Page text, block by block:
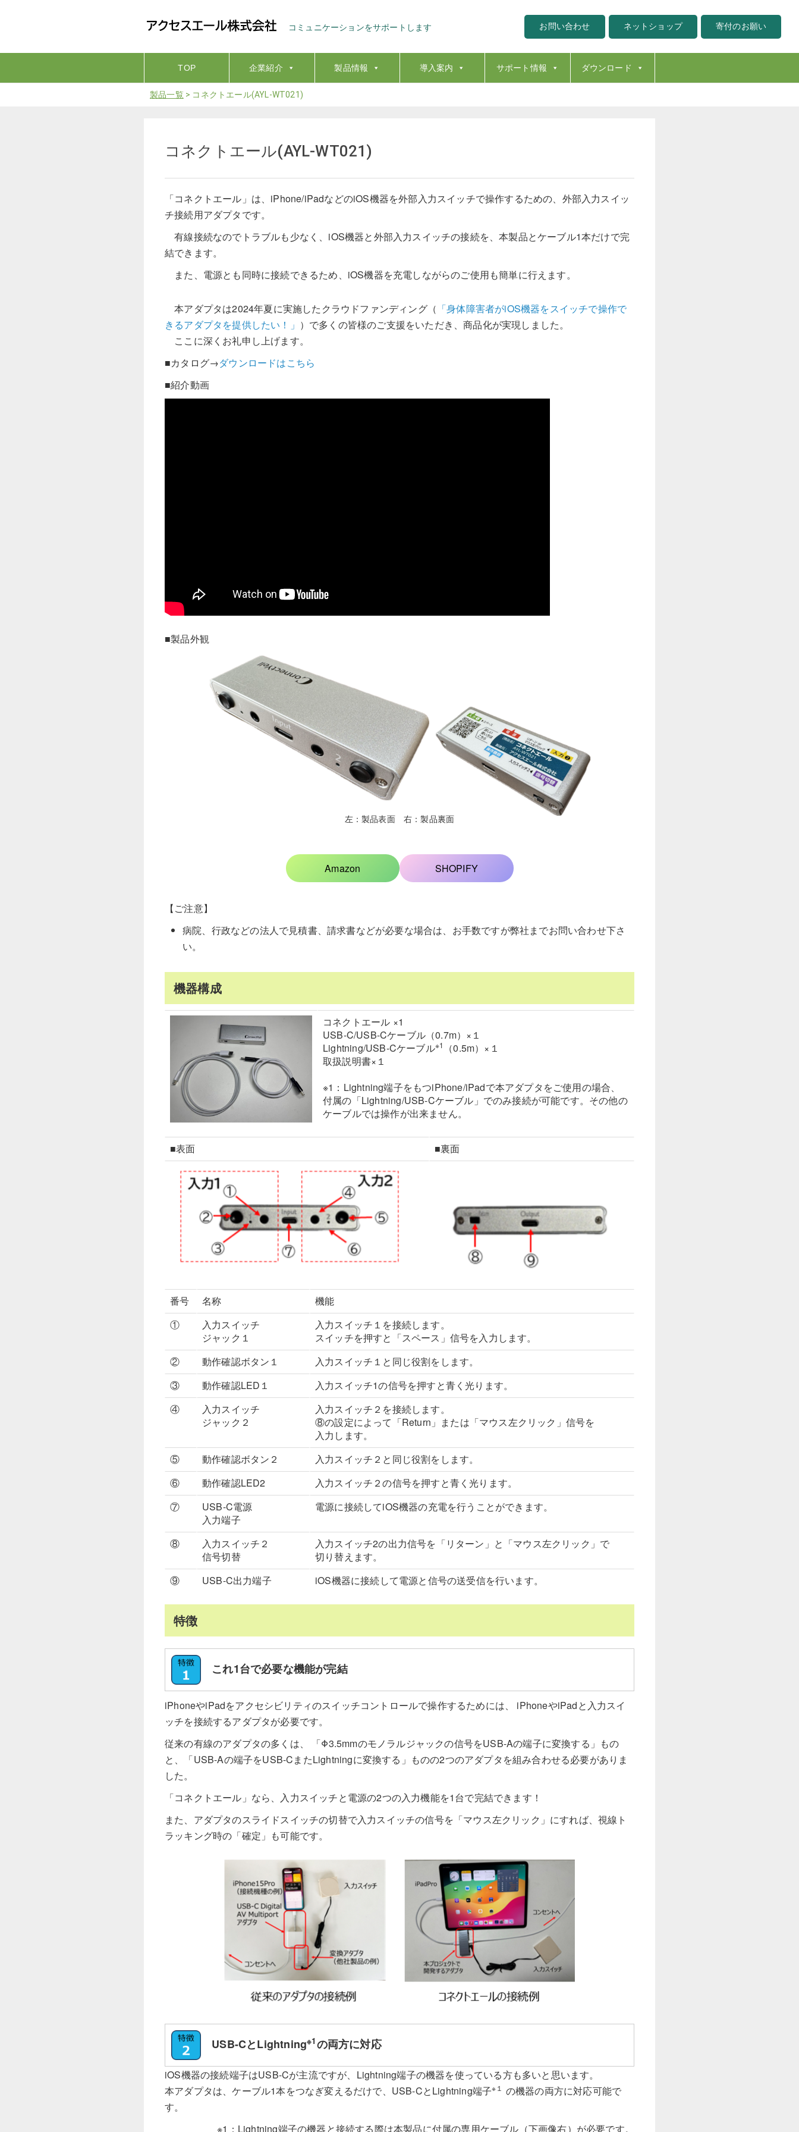
t
コミュニケーションをサポートします お問い合わせ ネットショップ 寄付のお願い
TOP 企業紹介 製品情報 導入案内 サポート情報 ダウンロード
製品一覧> コネクトエール(AYL-WT021)
コネクトエール(AYL-WT021)
「コネクトエール」は、iPhone/iPadなどのiOS機器を外部入力スイッチで操作するための、外部入力スイッ
チ接続用アダプタです。
有線接続なのでトラブルも少なく、iOS機器と外部入力スイッチの接続を、本製品とケーブル1本だけで完
結できます。
また、電源とも同時に接続できるため、iOS機器を充電しながらのご使用も簡単に行えます。
本アダプタは2024年夏に実施したクラウドファンディング（ 「身体障害者がiOS機器をスイッチで操作で
きるアダプタを提供したい！」 ）で多くの皆様のご支援をいただき、商品化が実現しました。
ここに深くお礼申し上げます。
■カタログ→ダウンロードはこちら
■紹介動画
■製品外観
左：製品表面 右：製品裏面
Amazon SHOPIFY
【ご注意】
病院、行政などの法人で見積書、請求書などが必要な場合は、お手数ですが弊社までお問い合わせ下さ
い。
機器構成
コネクトエール ×1
USB-C/USB-Cケーブル（0.7m）×１
Lightning/USB-Cケーブル※1
（0.5m）×１
取扱説明書×１
※1：Lightning端子をもつiPhone/iPadで本アダプタをご使用の場合、
付属の「Lightning/USB-Cケーブル」でのみ接続が可能です。その他の
ケーブルでは操作が出来ません。
■表面 ■裏面
番号 名称
機能
①
入力スイッチ
ジャック１
入力スイッチ１を接続します。
スイッチを押すと「スペース」信号を入力します。
②
動作確認ボタン１
入力スイッチ１と同じ役割をします。
③
動作確認LED１
入力スイッチ1の信号を押すと青く光ります。
④
入力スイッチ
ジャック２
入力スイッチ２を接続します。
⑧の設定によって「Return」または「マウス左クリック」信号を
入力します。
⑤
動作確認ボタン２
入力スイッチ２と同じ役割をします。
⑥
動作確認LED2
入力スイッチ２の信号を押すと青く光ります。
⑦
USB-C電源
入力端子
電源に接続してiOS機器の充電を行うことができます。
⑧
入力スイッチ２
信号切替
入力スイッチ2の出力信号を「リターン」と「マウス左クリック」で
切り替えます。
⑨
USB-C出力端子 iOS機器に接続して電源と信号の送受信を行います。
特徴
これ1台で必要な機能が完結
iPhoneやiPadをアクセシビリティのスイッチコントロールで操作するためには、 iPhoneやiPadと入力スイ
ッチを接続するアダプタが必要です。
従来の有線のアダプタの多くは、 「Φ3.5mmのモノラルジャックの信号をUSB-Aの端子に変換する」もの
と、「USB-Aの端子をUSB-CまたLightningに変換する」ものの2つのアダプタを組み合わせる必要がありま
した。
「コネクトエール」なら、入力スイッチと電源の2つの入力機能を1台で完結できます！
また、アダプタのスライドスイッチの切替で入力スイッチの信号を「マウス左クリック」にすれば、視線ト
ラッキング時の「確定」も可能です。
USB-CとLightning※1 の両方に対応
iOS機器の接続端子はUSB-Cが主流ですが、Lightning端子の機器を使っている方も多いと思います。
本アダプタは、ケーブル1本をつなぎ変えるだけで、USB-CとLightning端子※１ の機器の両方に対応可能で
す。
※1：Lightning端子の機器と接続する際は本製品に付属の専用ケーブル（下画像右）が必要です。